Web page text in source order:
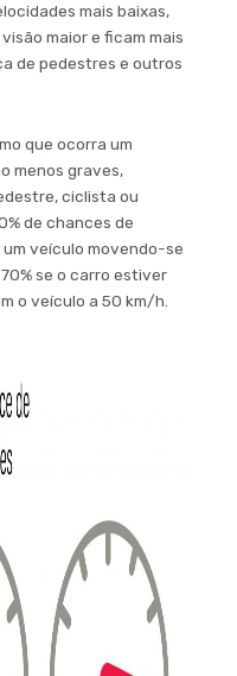
mais baixas,
maior e ficam mais
de pedestres e outros
que ocorra um
menos graves,
ciclista ou
de chances de
veículo movendo-se
se o carro estiver
o veículo a 50 km/h.